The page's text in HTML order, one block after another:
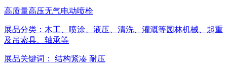
高质量高压无气电动喷枪
展品分类： 木工、喷涂、液压、清洗、灌溉等园林机械、起重
及吊索具、轴承等
展品关键词： 结构紧凑 耐压